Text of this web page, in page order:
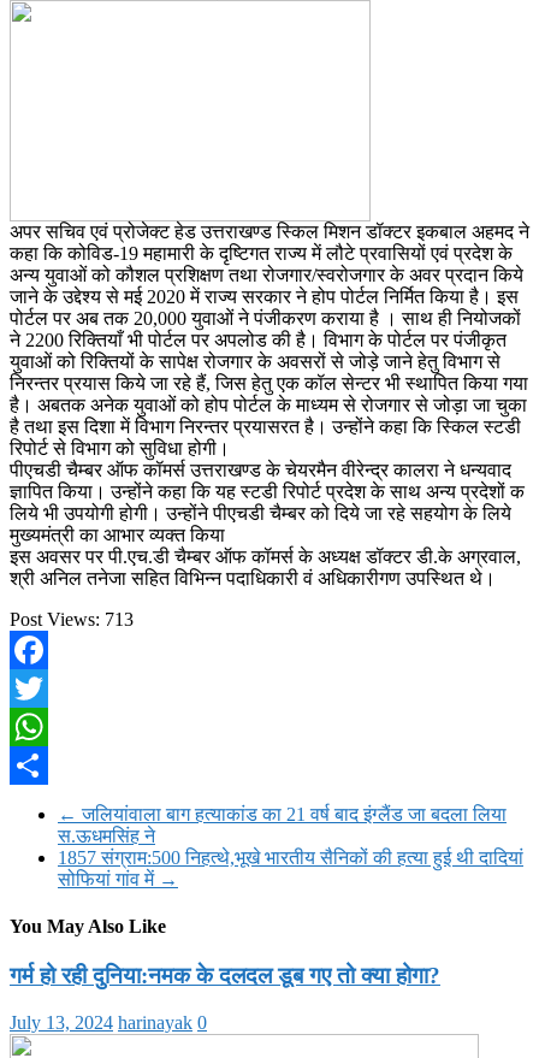
अपर सचिव एवं प्रोजेक्ट हेड उत्तराखण्ड स्किल मिशन डॉक्टर इकबाल अहमद ने
कहा कि कोविड-19 महामारी के दृष्टिगत राज्य में लौटे प्रवासियों एवं प्रदेश के
अन्य युवाओं को कौशल प्रशिक्षण तथा रोजगार/स्वरोजगार के अवर प्रदान किये
जाने के उद्देश्य से मई 2020 में राज्य सरकार ने होप पोर्टल निर्मित किया है। इस
पोर्टल पर अब तक 20,000 युवाओं ने पंजीकरण कराया है । साथ ही नियोजकों
ने 2200 रिक्तियाँ भी पोर्टल पर अपलोड की है। विभाग के पोर्टल पर पंजीकृत
युवाओं को रिक्तियों के सापेक्ष रोजगार के अवसरों से जोड़े जाने हेतु विभाग से
निरन्तर प्रयास किये जा रहे हैं, जिस हेतु एक कॉल सेन्टर भी स्थापित किया गया
है। अबतक अनेक युवाओं को होप पोर्टल के माध्यम से रोजगार से जोड़ा जा चुका
है तथा इस दिशा में विभाग निरन्तर प्रयासरत है। उन्होंने कहा कि स्किल स्टडी
रिपोर्ट से विभाग को सुविधा होगी।
पीएचडी चैम्बर ऑफ कॉमर्स उत्तराखण्ड के चेयरमैन वीरेन्द्र कालरा ने धन्यवाद
ज्ञापित किया। उन्होंने कहा कि यह स्टडी रिपोर्ट प्रदेश के साथ अन्य प्रदेशों क
लिये भी उपयोगी होगी। उन्होंने पीएचडी चैम्बर को दिये जा रहे सहयोग के लिये
मुख्यमंत्री का आभार व्यक्त किया
इस अवसर पर पी.एच.डी चैम्बर ऑफ कॉमर्स के अध्यक्ष डॉक्टर डी.के अग्रवाल,
श्री अनिल तनेजा सहित विभिन्न पदाधिकारी वं अधिकारीगण उपस्थित थे।
Post Views: 713
Facebook
Twitter
WhatsApp
← जलियांवाला बाग हत्याकांड का 21 वर्ष बाद इंग्लैंड जा बदला लिया
स.ऊधमसिंह ने
1857 संग्राम:500 निहत्थे,भूखे भारतीय सैनिकों की हत्या हुई थी दादियां
सोफियां गांव में →
You May Also Like
गर्म हो रही दुनिया:नमक के दलदल डूब गए तो क्या होगा?
July 13, 2024 harinayak 0